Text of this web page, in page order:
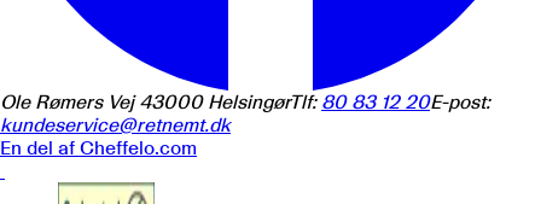
Ole Rømers Vej 43000 HelsingørTlf: 80 83 12 20E-post:
kundeservice@retnemt.dk
En del af Cheffelo.com